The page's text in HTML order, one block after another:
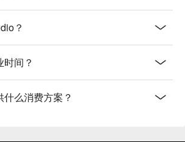
？
间？
么消费方案？